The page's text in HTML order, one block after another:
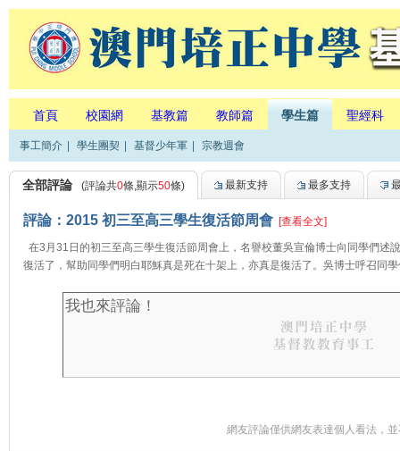
首頁 校園網 基教篇 教師篇 學生篇 聖經科
事工簡介 學生團契 基督少年軍 宗教週會
全部評論 (評論共0條,顯示50條) 最新支持 最多支持
評論：2015 初三至高三學生復活節周會 [查看全文]
在3月31日的初三至高三學生復活節周會上，名譽校董吳宣倫博士向同學們述
復活了，幫助同學們明白耶穌真是死在十架上，亦真是復活了。吳博士呼召同
網友評論僅供網友表達個人看法，